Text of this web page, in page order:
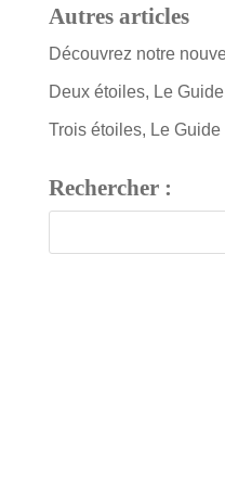
Autres articles
Découvrez notre
Deux étoiles, Le
Trois étoiles, Le
Rechercher :